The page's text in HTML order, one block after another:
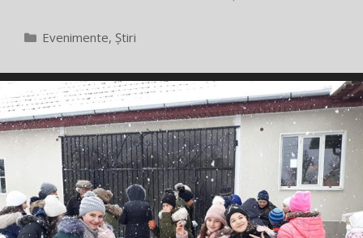
Categorii
Evenimente, Știri